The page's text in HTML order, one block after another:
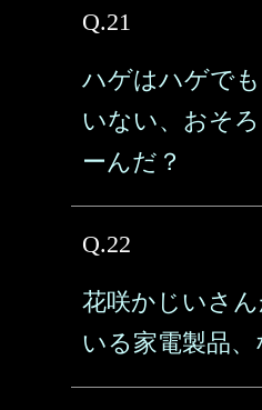
Q.21
ハゲはハゲで
いない、おそ
ーんだ？
Q.22
花咲かじいさ
いる家電製品、